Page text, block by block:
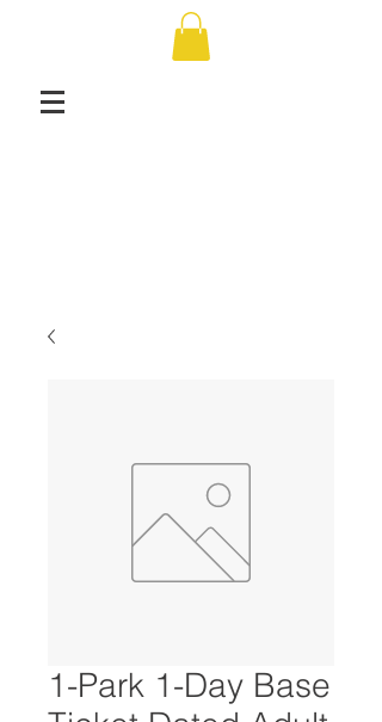
1-Park 1-Day Base